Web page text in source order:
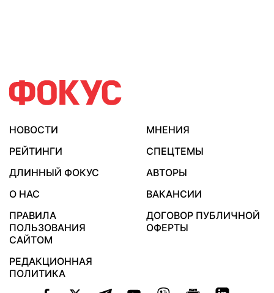
НОВОСТИ
МНЕНИЯ
РЕЙТИНГИ
СПЕЦТЕМЫ
ДЛИННЫЙ ФОКУС
АВТОРЫ
О НАС
ВАКАНСИИ
ПРАВИЛА
ПОЛЬЗОВАНИЯ
САЙТОМ
ДОГОВОР ПУБЛИЧНОЙ
ОФЕРТЫ
РЕДАКЦИОННАЯ
ПОЛИТИКА